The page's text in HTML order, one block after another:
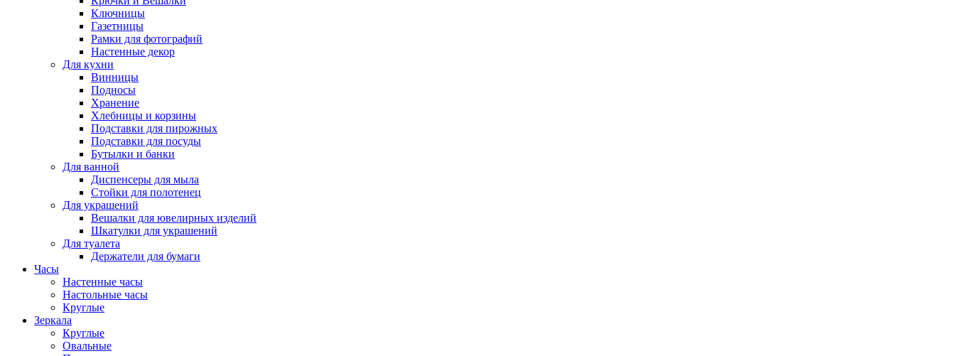
Ключницы
Газетницы
Рамки для фотографий
Настенные декор
Для кухни
Винницы
Подносы
Хранение
Хлебницы и корзины
Подставки для пирожных
Подставки для посуды
Бутылки и банки
Для ванной
Диспенсеры для мыла
Стойки для полотенец
Для украшений
Вешалки для ювелирных изделий
Шкатулки для украшений
Для туалета
Держатели для бумаги
Часы
Настенные часы
Настольные часы
Круглые
Зеркала
Круглые
Овальные